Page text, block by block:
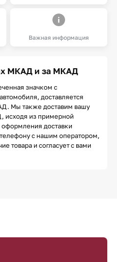
Важная информация
МКАД и за МКАД
значком с
доставляется
Мы также доставим вашу
исходя из примерной
доставки
с нашим оператором,
товара и согласует с вами